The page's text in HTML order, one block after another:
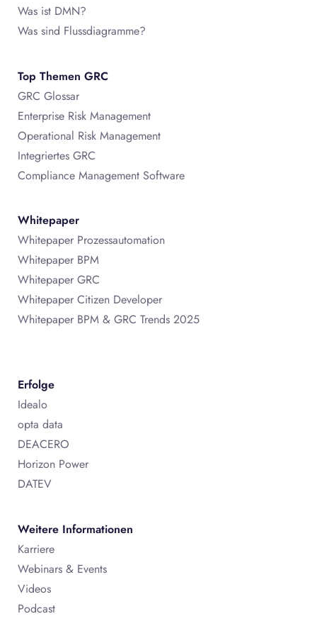
Was ist DMN?
Was sind Flussdiagramme?
Top Themen GRC
GRC Glossar
Enterprise Risk Management
Operational Risk Management
Integriertes GRC
Compliance Management Software
Whitepaper
Whitepaper Prozessautomation
Whitepaper BPM
Whitepaper GRC
Whitepaper Citizen Developer
Whitepaper BPM & GRC Trends 2025
Erfolge
Idealo
opta data
DEACERO
Horizon Power
DATEV
Weitere Informationen
Karriere
Webinars & Events
Videos
Podcast